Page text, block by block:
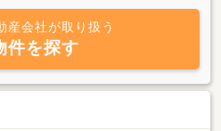
相談、無料査定（仙台市内のみ）に
さな店舗から大型店舗まで必ずご満
！！“テナント物件・貸店舗・事務所
産会社が取り扱う
件を探す